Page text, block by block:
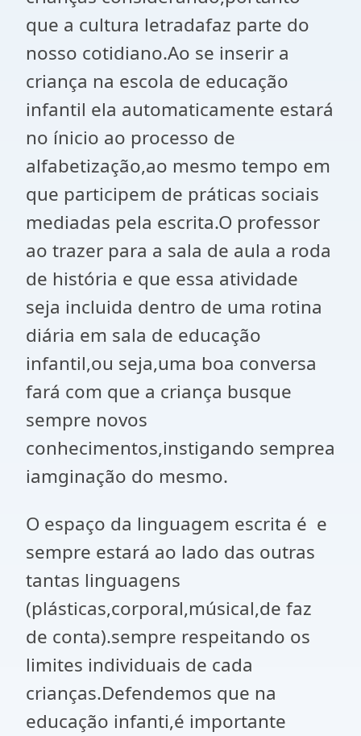
que a cultura letradafaz parte do
nosso cotidiano.Ao se inserir a
criança na escola de educação
infantil ela automaticamente estará
no ínicio ao processo de
alfabetização,ao mesmo tempo em
que participem de práticas sociais
mediadas pela escrita.O professor
ao trazer para a sala de aula a roda
de história e que essa atividade
seja incluida dentro de uma rotina
diária em sala de educação
infantil,ou seja,uma boa conversa
fará com que a criança busque
sempre novos
conhecimentos,instigando semprea
iamginação do mesmo.
O espaço da linguagem escrita é e
sempre estará ao lado das outras
tantas linguagens
(plásticas,corporal,músical,de faz
de conta).sempre respeitando os
limites individuais de cada
crianças.Defendemos que na
educação infanti,é importante